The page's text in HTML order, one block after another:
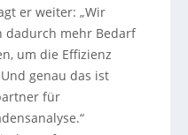
er weiter: „Wir
dadurch mehr Bedarf
um die Effizienz
genau das ist
für